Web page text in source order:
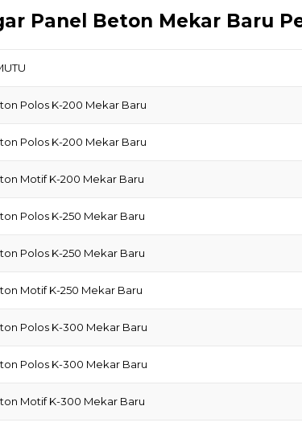
Panel Beton Mekar Baru
Polos K-200 Mekar Baru
Polos K-200 Mekar Baru
Motif K-200 Mekar Baru
Polos K-250 Mekar Baru
Polos K-250 Mekar Baru
Motif K-250 Mekar Baru
Polos K-300 Mekar Baru
Polos K-300 Mekar Baru
Motif K-300 Mekar Baru